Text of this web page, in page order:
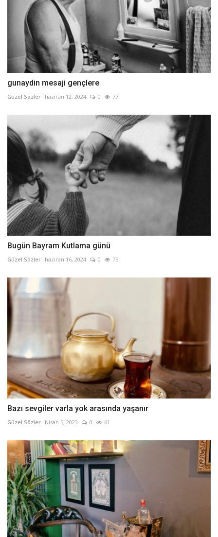
gunaydin mesaji gençlere
Güzel Sözler haziran 12, 2024 0 77
Bugün Bayram Kutlama günü
Güzel Sözler haziran 16, 2024 0 75
Bazı sevgiler varla yok arasında yaşanır
Güzel Sözler Nisan 5, 2023 0 61